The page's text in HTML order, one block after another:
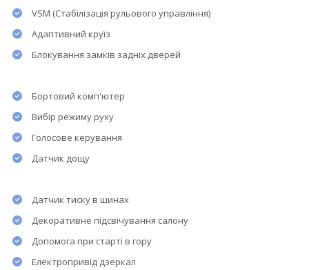
VSM (Стабілізація рульового управління)
Адаптивний круїз
Блокування замків задніх дверей
Бортовий комп'ютер
Вибір режиму руху
Голосове керування
Датчик дощу
Датчик тиску в шинах
Декоративне підсвічування салону
Допомога при старті в гору
Електропривід дзеркал